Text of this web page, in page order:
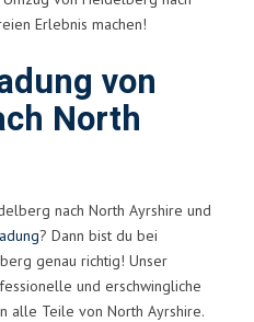
Erlebnis machen!
von
North
nach North Ayrshire und
? Dann bist du bei
genau richtig! Unser
und erschwingliche
alle Teile von North Ayrshire.